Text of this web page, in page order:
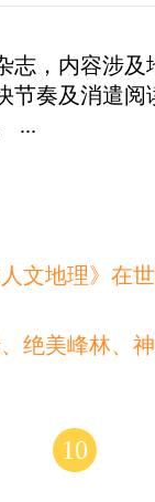
志，内容涉
节奏及消遣
...
文地理》在
绝美峰林、
10